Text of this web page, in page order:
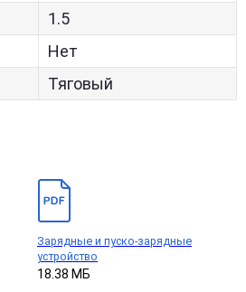
1.5
Нет
Тяговый
Зарядные и пуско-зарядные
устройство
18.38 МБ